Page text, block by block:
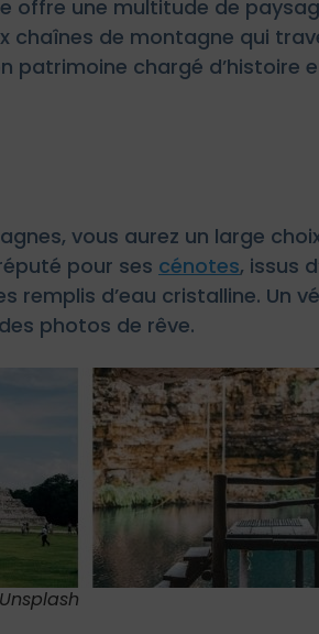
offre une multitude de
chaînes de montagne qui
patrimoine chargé d’histoire
vous aurez un large
pour ses cénotes, issus
remplis d’eau cristalline. Un
photos de rêve.